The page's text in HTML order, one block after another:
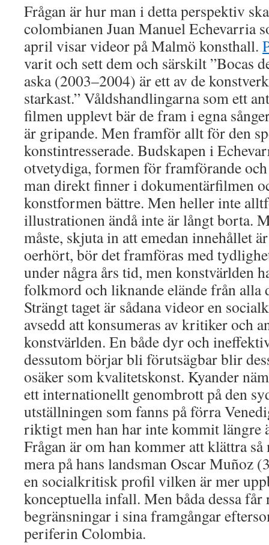
Frågan är hur man i detta perspektiv
colombianen Juan Manuel Echevarria
april visar videor på Malmö konsthall.
varit och sett dem och särskilt ”Bocas
aska (2003–2004) är ett av de
starkast.” Våldshandlingarna som ett
filmen upplevt bär de fram i egna
är gripande. Men framför allt för den
konstintresserade. Budskapen i
otvetydiga, formen för framförande
man direkt finner i dokumentärfilmen
konstformen bättre. Men heller inte
illustrationen ändå inte är långt borta.
måste, skjuta in att emedan innehållet
oerhört, bör det framföras med
under några års tid, men konstvärlden
folkmord och liknande elände från alla
Strängt taget är sådana videor en
avsedd att konsumeras av kritiker och
konstvärlden. En både dyr och
dessutom börjar bli förutsägbar blir
osäker som kvalitetskonst. Kyander
ett internationellt genombrott på den
utställningen som fanns på förra
riktigt men han har inte kommit längre
Frågan är om han kommer att klättra
mera på hans landsman Oscar Muñoz
en socialkritisk profil vilken är mer
konceptuella infall. Men båda dessa får
begränsningar i sina framgångar
periferin Colombia.